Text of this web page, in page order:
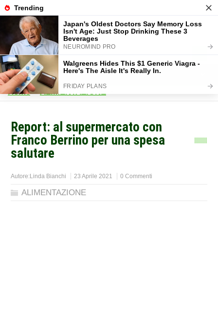
Home> ALIMENTAZIONE
Report: al supermercato con
Franco Berrino per una spesa
salutare
Autore:Linda Bianchi 23 Aprile 2021 0 Commenti
ALIMENTAZIONE